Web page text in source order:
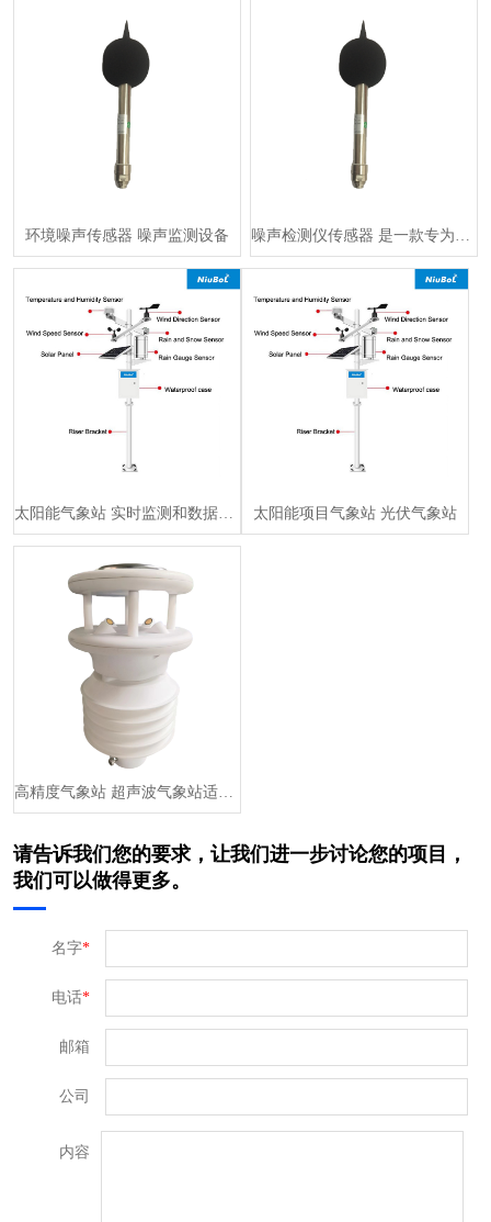
环境噪声传感器 噪声监测设备
太阳能气象站 实时监测和数据传输、高精度、可靠的气象监测设备 太阳能项目气象站 光伏气象站
高精度气象站 超声波气象站适用于环境、机场、港口、工农业、交通运输
请告诉我们您的要求，让我们进一步讨论您的项目，
我们可以做得更多。
名字*
电话*
邮箱
公司
内容